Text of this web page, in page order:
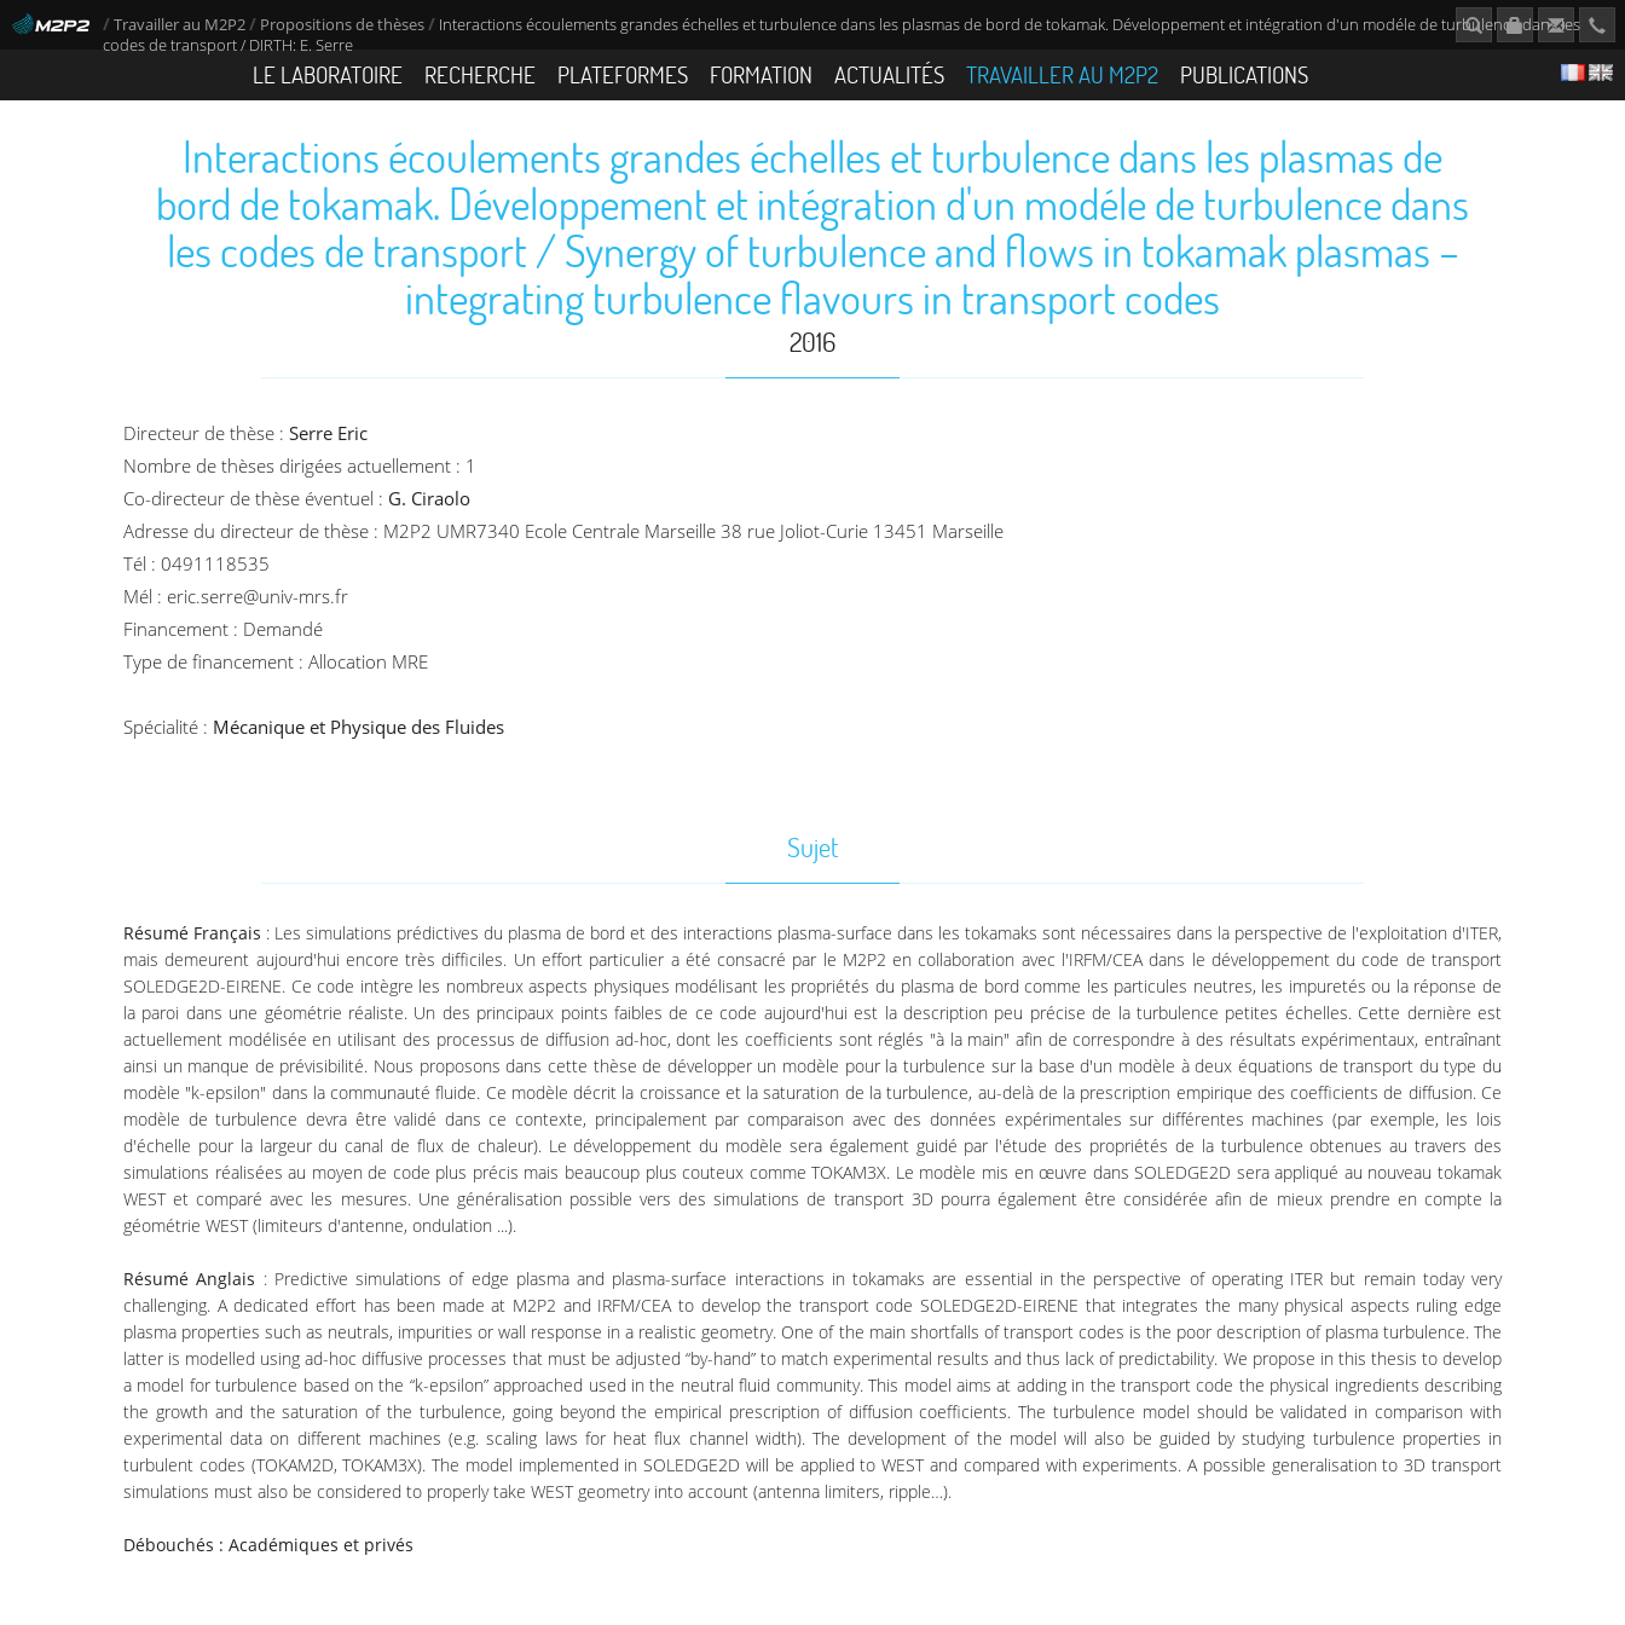
/Travailler au M2P2/ Propositions de thèses/ Interactions écoulements grandes échelles et turbulence dans les plasmas de bord de tokamak. Développement et intégration d'un modéle de turbulence dans les
codes de transport / DIRTH: E. Serre
LE LABORATOIRE RECHERCHE PLATEFORMES FORMATION ACTUALITÉS TRAVAILLER AU M2P2 PUBLICATIONS
Interactions écoulements grandes échelles et turbulence dans les plasmas de
bord de tokamak. Développement et intégration d'un modéle de turbulence dans
les codes de transport / Synergy of turbulence and flows in tokamak plasmas –
integrating turbulence flavours in transport codes
2016
Directeur de thèse : Serre Eric
Nombre de thèses dirigées actuellement : 1
Co-directeur de thèse éventuel : G. Ciraolo
Adresse du directeur de thèse : M2P2 UMR7340 Ecole Centrale Marseille 38 rue Joliot-Curie 13451 Marseille
Tél : 0491118535
Mél : eric.serre@univ-mrs.fr
Financement : Demandé
Type de financement : Allocation MRE
Spécialité : Mécanique et Physique des Fluides
Sujet
Résumé Français : Les simulations prédictives du plasma de bord et des interactions plasma-surface dans les tokamaks sont nécessaires dans la perspective de l'exploitation d'ITER,
mais demeurent aujourd'hui encore très difficiles. Un effort particulier a été consacré par le M2P2 en collaboration avec l'IRFM/CEA dans le développement du code de transport
SOLEDGE2D-EIRENE. Ce code intègre les nombreux aspects physiques modélisant les propriétés du plasma de bord comme les particules neutres, les impuretés ou la réponse de
la paroi dans une géométrie réaliste. Un des principaux points faibles de ce code aujourd'hui est la description peu précise de la turbulence petites échelles. Cette dernière est
actuellement modélisée en utilisant des processus de diffusion ad-hoc, dont les coefficients sont réglés "à la main" afin de correspondre à des résultats expérimentaux, entraînant
ainsi un manque de prévisibilité. Nous proposons dans cette thèse de développer un modèle pour la turbulence sur la base d'un modèle à deux équations de transport du type du
modèle "k-epsilon" dans la communauté fluide. Ce modèle décrit la croissance et la saturation de la turbulence, au-delà de la prescription empirique des coefficients de diffusion. Ce
modèle de turbulence devra être validé dans ce contexte, principalement par comparaison avec des données expérimentales sur différentes machines (par exemple, les lois
d'échelle pour la largeur du canal de flux de chaleur). Le développement du modèle sera également guidé par l'étude des propriétés de la turbulence obtenues au travers des
simulations réalisées au moyen de code plus précis mais beaucoup plus couteux comme TOKAM3X. Le modèle mis en œuvre dans SOLEDGE2D sera appliqué au nouveau tokamak
WEST et comparé avec les mesures. Une généralisation possible vers des simulations de transport 3D pourra également être considérée afin de mieux prendre en compte la
géométrie WEST (limiteurs d'antenne, ondulation ...).
Résumé Anglais : Predictive simulations of edge plasma and plasma-surface interactions in tokamaks are essential in the perspective of operating ITER but remain today very
challenging. A dedicated effort has been made at M2P2 and IRFM/CEA to develop the transport code SOLEDGE2D-EIRENE that integrates the many physical aspects ruling edge
plasma properties such as neutrals, impurities or wall response in a realistic geometry. One of the main shortfalls of transport codes is the poor description of plasma turbulence. The
latter is modelled using ad-hoc diffusive processes that must be adjusted “by-hand” to match experimental results and thus lack of predictability. We propose in this thesis to develop
a model for turbulence based on the “k-epsilon” approached used in the neutral fluid community. This model aims at adding in the transport code the physical ingredients describing
the growth and the saturation of the turbulence, going beyond the empirical prescription of diffusion coefficients. The turbulence model should be validated in comparison with
experimental data on different machines (e.g. scaling laws for heat flux channel width). The development of the model will also be guided by studying turbulence properties in
turbulent codes (TOKAM2D, TOKAM3X). The model implemented in SOLEDGE2D will be applied to WEST and compared with experiments. A possible generalisation to 3D transport
simulations must also be considered to properly take WEST geometry into account (antenna limiters, ripple…).
Débouchés : Académiques et privés